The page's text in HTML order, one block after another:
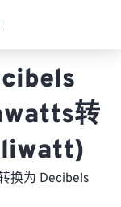
转
换为 Decibels